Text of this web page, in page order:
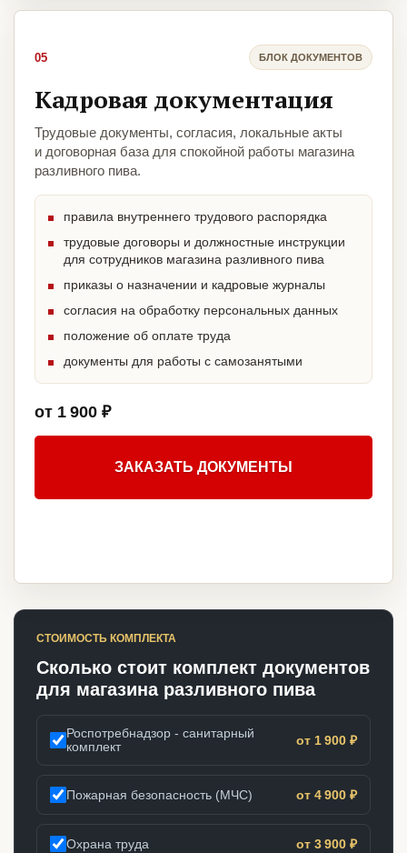
05 БЛОК ДОКУМЕНТОВ
Кадровая документация
Трудовые документы, согласия, локальные акты
и договорная база для спокойной работы магазина
разливного пива.
правила внутреннего трудового распорядка
трудовые договоры и должностные инструкции
для сотрудников магазина разливного пива
приказы о назначении и кадровые журналы
согласия на обработку персональных данных
положение об оплате труда
документы для работы с самозанятыми
от 1 900 ₽
ЗАКАЗАТЬ ДОКУМЕНТЫ
СТОИМОСТЬ КОМПЛЕКТА
Сколько стоит комплект документов
для магазина разливного пива
Роспотребнадзор - санитарный
комплект
от 1 900 ₽
Пожарная безопасность (МЧС) от 4 900 ₽
Охрана труда от 3 900 ₽